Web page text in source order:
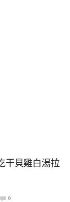
干貝雞白湯拉
0